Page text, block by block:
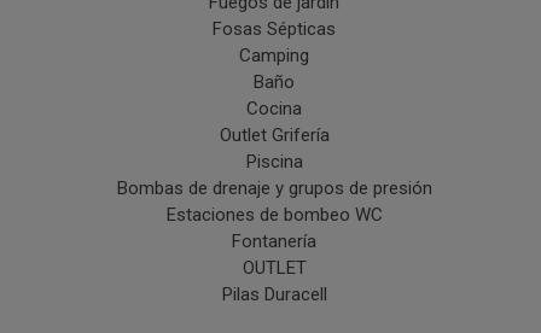
Fosas Sépticas
Camping
Baño
Cocina
Outlet Grifería
Piscina
Bombas de drenaje y grupos de presión
Estaciones de bombeo WC
Fontanería
OUTLET
Pilas Duracell